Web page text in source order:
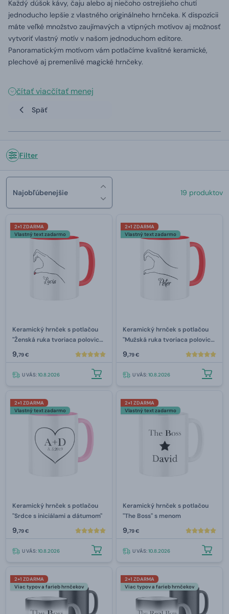
Každý dúšok kávy, čaju alebo aj niečoho ostrejšieho chutí
jednoducho lepšie z vlastného originálneho hrnčeka. K dispozícii
máte veľké množstvo zaujímavých a vtipných motívov aj možnosť
vytvoriť vlastný motív v našom jednoduchom editore.
Panoramatickým motívom vám potlačíme kvalitné keramické,
plechové aj premenlivé magické hrnčeky.
čítať viacčítať menej
Späť
Filter
Najobľúbenejšie 19 produktov
2+1 ZDARMA
Vlastný text zadarmo
Keramický hrnček s potlačou
"Ženská ruka tvoriaca polovicu
srdca" s menom
9,79 €
U VÁS:10.8.2026
2+1 ZDARMA
Vlastný text zadarmo
Keramický hrnček s potlačou
"Mužská ruka tvoriaca polovicu
srdca" s menom
9,79 €
U VÁS:10.8.2026
2+1 ZDARMA
Vlastný text zadarmo
Keramický hrnček s potlačou
"Srdce s iniciálami a dátumom"
9,79 €
U VÁS:10.8.2026
2+1 ZDARMA
Vlastný text zadarmo
Keramický hrnček s potlačou
"The Boss" s menom
9,79 €
U VÁS:10.8.2026
2+1 ZDARMA
Viac typov a farieb hrnčekov
2+1 ZDARMA
Viac typov a farieb hrnčekov